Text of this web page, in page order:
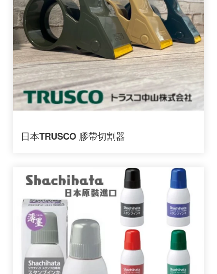
日本TRUSCO 膠帶切割器